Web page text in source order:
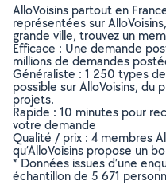
AlloVoisins partout en
représentées sur
grande ville, trouvez un
Efficace : Une demande
millions de demandes
Généraliste : 1 250 types
possible sur AlloVoisins, du
projets.
Rapide : 10 minutes pour
votre demande
Qualité / prix : 4 membres
qu’AlloVoisins propose un
* Données issues d’une
échantillon de 5 671